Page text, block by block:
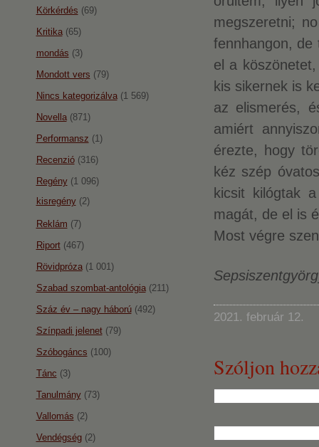
megszeretni;
fennhangon, de
el a
kis sikernek is
az elismerés,
amiért
érezte, hogy
kéz szép
kicsit kilógtak
magát, de el is
Most végre
2021. február 12.
Szóljon
Körkérdés (69)
Kritika(65)
mondás (3)
Mondott vers (79)
Nincs kategorizálva(1 569)
Novella(871)
Performansz (1)
Recenzió(316)
Regény(1 096)
kisregény(2)
Reklám (7)
Riport(467)
Rövidpróza(1 001)
Szabad szombat-antológia(211)
Száz év – nagy háború(492)
Színpadi jelenet(79)
Szóbogáncs (100)
Tánc (3)
Tanulmány(73)
Vallomás (2)
Vendégség(2)